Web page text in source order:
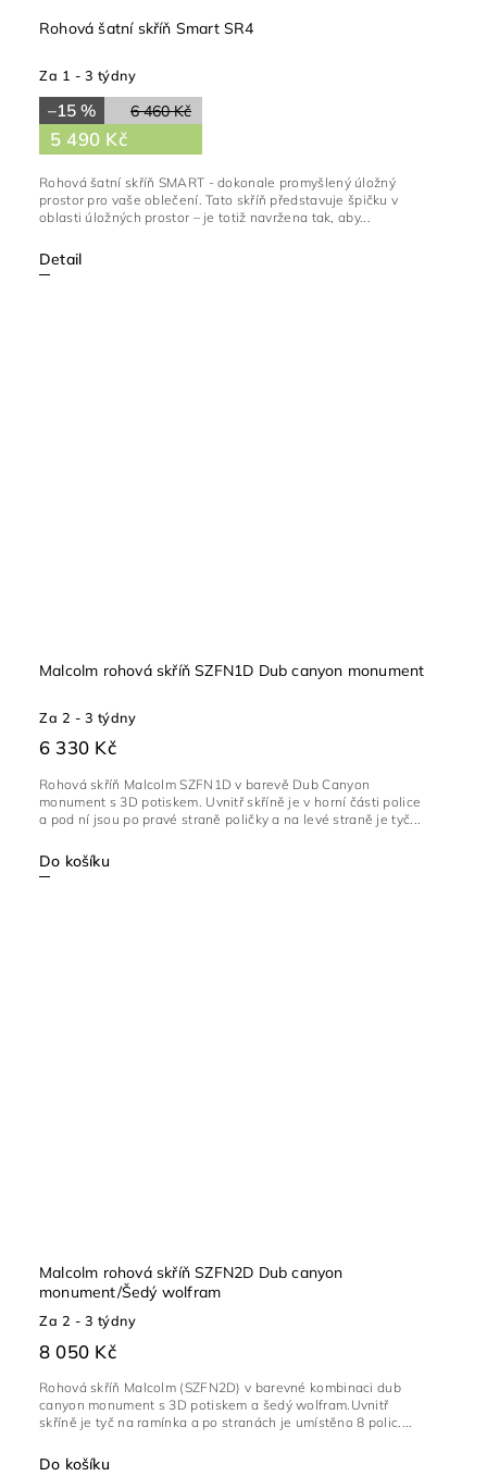
Rohová šatní skříň Smart SR4
Za 1 - 3 týdny
6 460 Kč
–15 %
5 490 Kč
Detail
Rohová šatní skříň SMART - dokonale promyšlený úložný
prostor pro vaše oblečení. Tato skříň představuje špičku v
oblasti úložných prostor – je totiž navržena tak, aby...
Malcolm rohová skříň SZFN1D Dub canyon monument
Za 2 - 3 týdny
6 330 Kč
Do košíku
Rohová skříň Malcolm SZFN1D v barevě Dub Canyon
monument s 3D potiskem. Uvnitř skříně je v horní části police
a pod ní jsou po pravé straně poličky a na levé straně je tyč...
Malcolm rohová skříň SZFN2D Dub canyon
monument/Šedý wolfram
Za 2 - 3 týdny
8 050 Kč
Do košíku
Rohová skříň Malcolm (SZFN2D) v barevné kombinaci dub
canyon monument s 3D potiskem a šedý wolfram.Uvnitř
skříně je tyč na ramínka a po stranách je umístěno 8 polic....